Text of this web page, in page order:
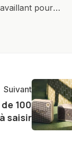
pour
de gadgets
Suivant
100
saisir